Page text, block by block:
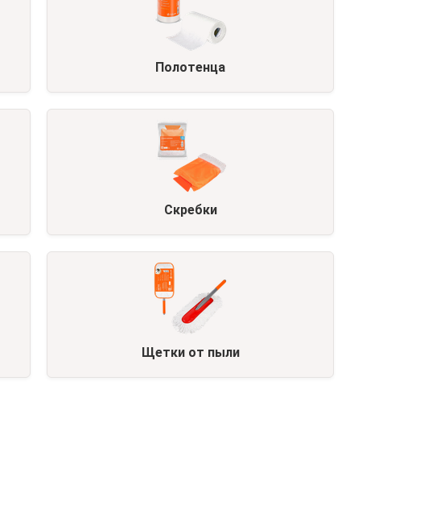
Полотенца
Скребки
Щетки от пыли